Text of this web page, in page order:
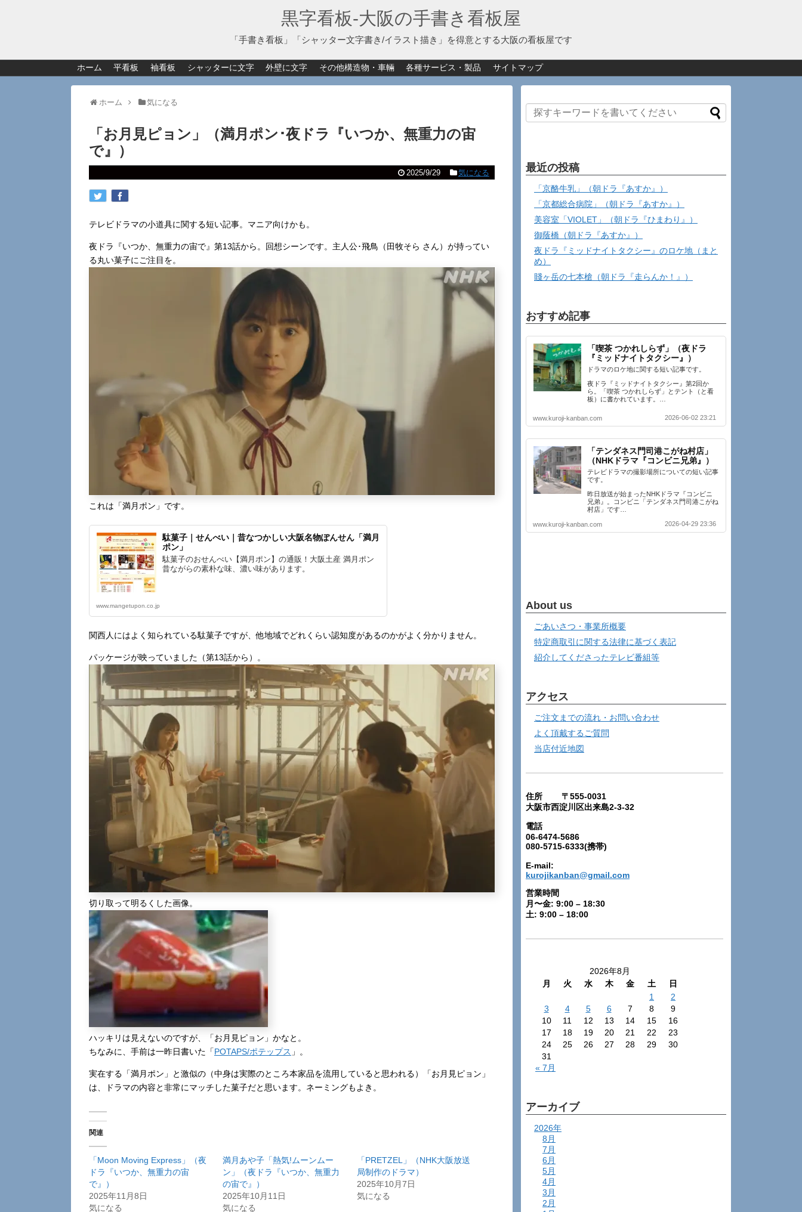
黒字看板‐大阪の手書き看板屋
「手書き看板」「シャッター文字書き/イラスト描き」を得意とする大阪の看板屋です
ホーム 平看板 袖看板 シャッターに文字 外壁に文字 その他構造物・車輛 各種サービス・製品 サイトマップ
ホーム 気になる
「お月見ピョン」（満月ポン･夜ドラ『いつか、無重力の宙
で』）
2025/9/29 気になる
テレビドラマの小道具に関する短い記事。マニア向けかも。
夜ドラ『いつか、無重力の宙で』第13話から。回想シーンです。主人公･飛鳥（田牧そら さん）が持ってい
る丸い菓子にご注目を。
これは「満月ポン」です。
駄菓子｜せんべい｜昔なつかしい大阪名物ぽんせん「満月
ポン」
駄菓子のおせんべい【満月ポン】の通販！大阪土産 満月ポン
昔ながらの素朴な味、濃い味があります。
www.mangetupon.co.jp
関西人にはよく知られている駄菓子ですが、他地域でどれくらい認知度があるのかがよく分かりません。
パッケージが映っていました（第13話から）。
切り取って明るくした画像。
ハッキリは見えないのですが、「お月見ピョン」かなと。
ちなみに、手前は一昨日書いた「POTAPS/ポテップス 」。
実在する「満月ポン」と激似の（中身は実際のところ本家品を流用していると思われる）「お月見ピョン」
は、ドラマの内容と非常にマッチした菓子だと思います。ネーミングもよき。
関連
「Moon Moving Express」（夜
ドラ『いつか、無重力の宙
で』）
2025年11月8日
気になる
満月あや子「熱気!ムーンムー
ン」（夜ドラ『いつか、無重力
の宙で』）
2025年10月11日
気になる
「PRETZEL」（NHK大阪放送
局制作のドラマ）
2025年10月7日
気になる
最近の投稿
「京酪牛乳」（朝ドラ『あすか』）
「京都総合病院」（朝ドラ『あすか』）
美容室「VIOLET」（朝ドラ『ひまわり』）
御蔭橋（朝ドラ『あすか』）
夜ドラ『ミッドナイトタクシー』のロケ地（まと
め）
賤ヶ岳の七本槍（朝ドラ『走らんか！』）
おすすめ記事
「喫茶 つかれしらず」（夜ドラ
『ミッドナイトタクシー』）
ドラマのロケ地に関する短い記事です。
夜ドラ『ミッドナイトタクシー』第2回か
ら。「喫茶 つかれしらず」とテント（と看
板）に書かれています。…
www.kuroji-kanban.com 2026-06-02 23:21
「テンダネス門司港こがね村店」
（NHKドラマ『コンビニ兄弟』）
テレビドラマの撮影場所についての短い記事
です。
昨日放送が始まったNHKドラマ『コンビニ
兄弟』。コンビニ「テンダネス門司港こがね
村店」です…
www.kuroji-kanban.com 2026-04-29 23:36
About us
ごあいさつ・事業所概要
特定商取引に関する法律に基づく表記
紹介してくださったテレビ番組等
アクセス
ご注文までの流れ・お問い合わせ
よく頂戴するご質問
当店付近地図
住所 〒555-0031
大阪市西淀川区出来島2-3-32
電話
06-6474-5686
080-5715-6333(携帯)
E-mail:
kurojikanban@gmail.com
営業時間
月〜金: 9:00 – 18:30
土: 9:00 – 18:00
2026年8月
月
火 水 木 金 土
日
1
2
3
4 5 6 7 8
9
10
11 12 13 14 15
16
17
18 19 20 21 22
23
24
25 26 27 28 29
30
31
« 7月
アーカイブ
2026年
8月
7月
6月
5月
4月
3月
2月